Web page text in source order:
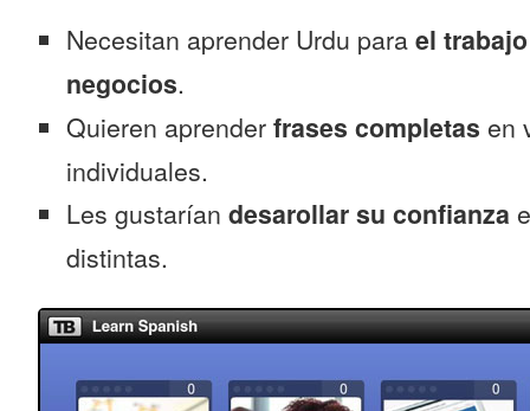
Necesitan aprender Urdu para el trabajo
negocios.
Quieren aprender frases completas en
individuales.
Les gustarían desarollar su confianza
distintas.